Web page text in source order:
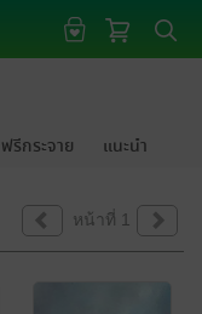
ฟรีกระจาย แนะนำ
หน้าที่ 1